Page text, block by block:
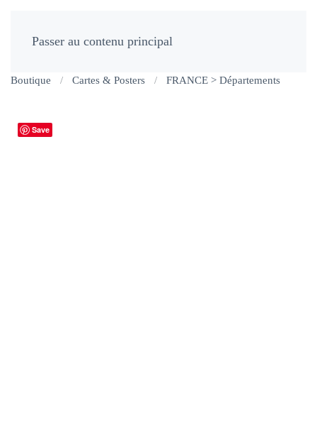
Passer au contenu principal
Boutique Cartes & Posters FRANCE > Départements
Save